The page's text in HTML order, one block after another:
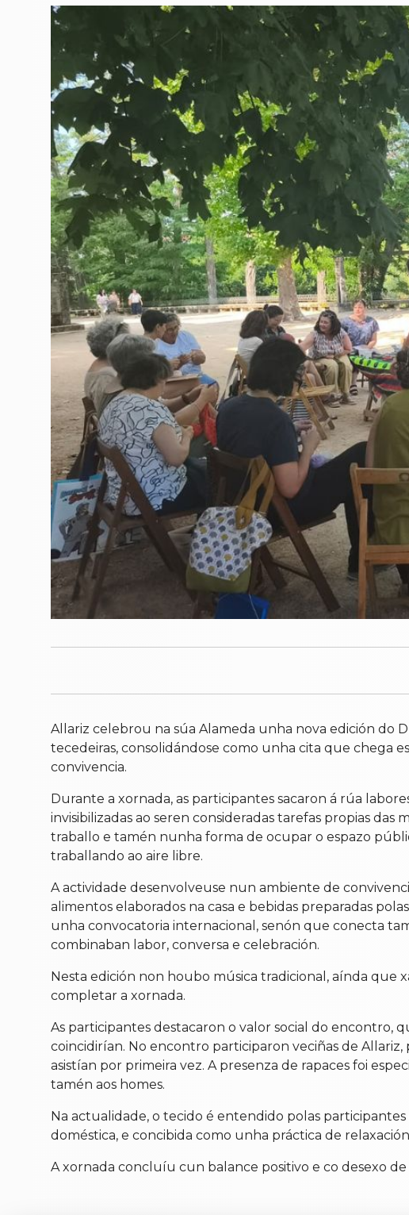
Allariz celebrou na súa Alameda unha nova edición do
tecedeiras, consolidándose como unha cita que chega
convivencia.
Durante a xornada, as participantes sacaron á rúa
invisibilizadas ao seren consideradas tarefas propias
traballo e tamén nunha forma de ocupar o espazo
traballando ao aire libre.
A actividade desenvolveuse nun ambiente de
alimentos elaborados na casa e bebidas preparadas
unha convocatoria internacional, senón que conecta
combinaban labor, conversa e celebración.
Nesta edición non houbo música tradicional, aínda que
completar a xornada.
As participantes destacaron o valor social do encontro,
coincidirían. No encontro participaron veciñas de
asistían por primeira vez. A presenza de rapaces foi
tamén aos homes.
Na actualidade, o tecido é entendido polas
doméstica, e concibida como unha práctica de
A xornada concluíu cun balance positivo e co desexo